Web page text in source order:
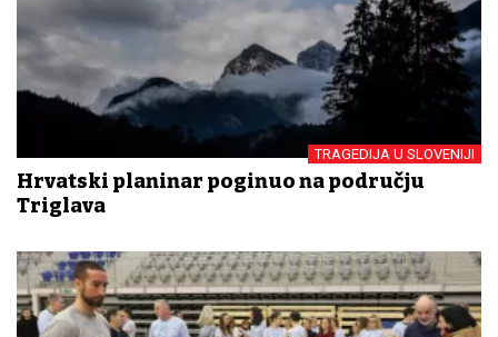
TRAGEDIJA U SLOVENIJI
Hrvatski planinar poginuo na području
Triglava